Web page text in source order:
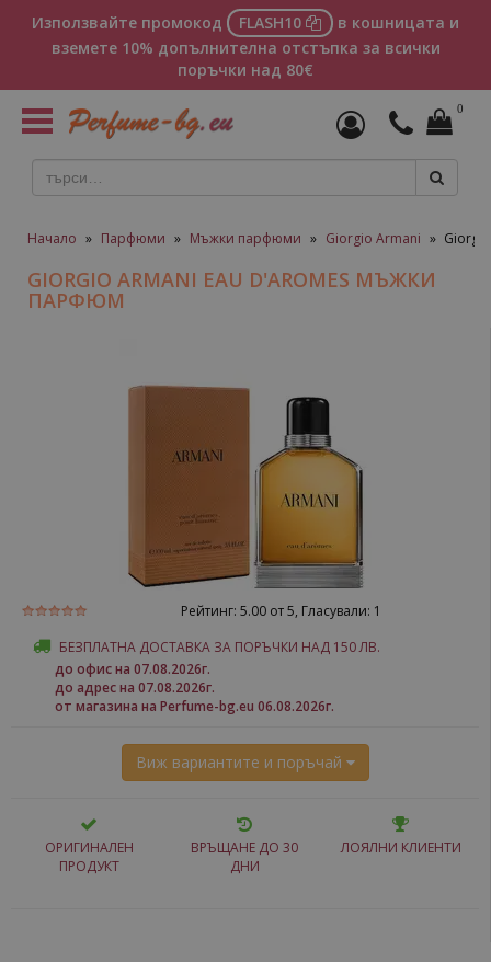
Използвайте промокод FLASH10
в кошницата и
вземете 10% допълнителна отстъпка за всички
поръчки над 80€
Toggle
navigation
0
Начало » Парфюми » Мъжки парфюми » Giorgio Armani »
GIORGIO ARMANI EAU D'AROMES МЪЖКИ
ПАРФЮМ
Рейтинг: 5.00от 5, Гласували: 1
БЕЗПЛАТНА ДОСТАВКА ЗА ПОРЪЧКИ НАД 150 ЛВ.
до офис на 07.08.2026г.
до адрес на 07.08.2026г.
от магазина на Perfume-bg.eu 06.08.2026г.
Виж вариантите и поръчай
ОРИГИНАЛЕН
ПРОДУКТ
ВРЪЩАНЕ ДО 30
ДНИ
ЛОЯЛНИ КЛИЕНТИ